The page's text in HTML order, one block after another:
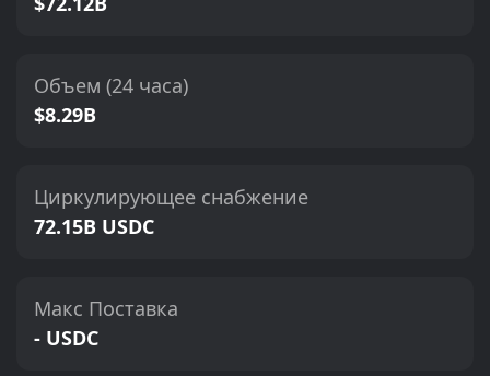
Объем (24 часа)
$8.29B
Циркулирующее снабжение
72.15B USDC
Макс Поставка
- USDC